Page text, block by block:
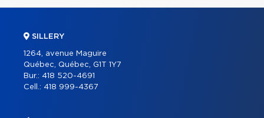
SILLERY
1264, avenue Maguire
Québec, Québec, G1T 1Y7
Bur.: 418 520-4691
Cell.: 418 999-4367